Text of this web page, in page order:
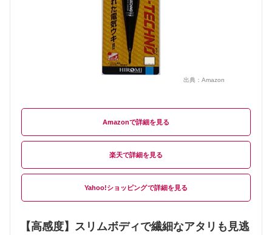
出典： Amazon
Amazon
楽天
Yahoo!ショッピング
【高感度】スリムボディで繊細なアタリも見逃